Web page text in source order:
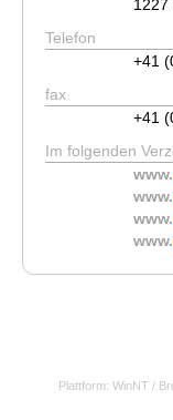
1227
Telefon
+41
fax
+41
Im folgenden
www.
www.
www.
www.
Plattform: WinNT /